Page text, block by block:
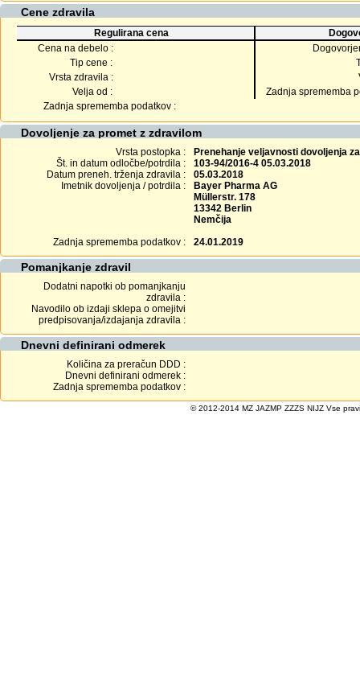
Cene zdravila
Regulirana cena
Cena na debelo :
Tip cene :
Vrsta zdravila :
Velja od :
Zadnja sprememba
Zadnja sprememba podatkov :
Dovoljenje za promet z zdravilom
Vrsta postopka :
Prenehanje veljavnosti dovoljenja
Št. in datum odločbe/potrdila :
103-94/2016-4 05.03.2018
Datum preneh. trženja zdravila :
05.03.2018
Imetnik dovoljenja / potrdila :
Bayer Pharma AG
Müllerstr. 178
13342 Berlin
Nemčija
Zadnja sprememba podatkov :
24.01.2019
Pomanjkanje zdravil
Dodatni napotki ob pomanjkanju
zdravila :
Navodilo ob izdaji sklepa o omejitvi
predpisovanja/izdajanja zdravila :
Dnevni definirani odmerek
Količina za preračun DDD :
Dnevni definirani odmerek :
Zadnja sprememba podatkov :
© 2012-2014 MZ JAZMP ZZZS NIJZ Vse